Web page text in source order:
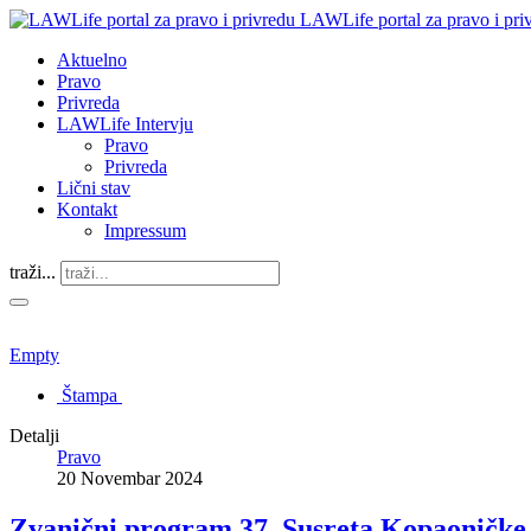
LAWLife portal za pravo i
Aktuelno
Pravo
Privreda
LAWLife Intervju
Pravo
Privreda
Lični stav
Kontakt
Impressum
traži...
Empty
Štampa
Detalji
Pravo
20 Novembar 2024